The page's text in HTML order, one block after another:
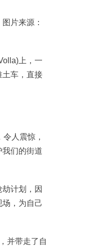
片来源：
上，一
土车，直接
人震惊，
们的街道
计划，因
，为自己
并带走了自